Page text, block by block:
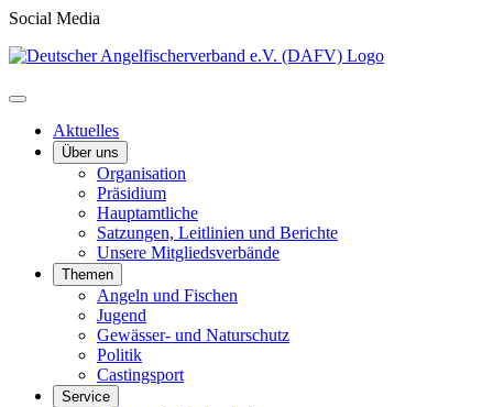
Social Media
Aktuelles
Über uns
Organisation
Präsidium
Hauptamtliche
Satzungen, Leitlinien und Berichte
Unsere Mitgliedsverbände
Themen
Angeln und Fischen
Jugend
Gewässer- und Naturschutz
Politik
Castingsport
Service